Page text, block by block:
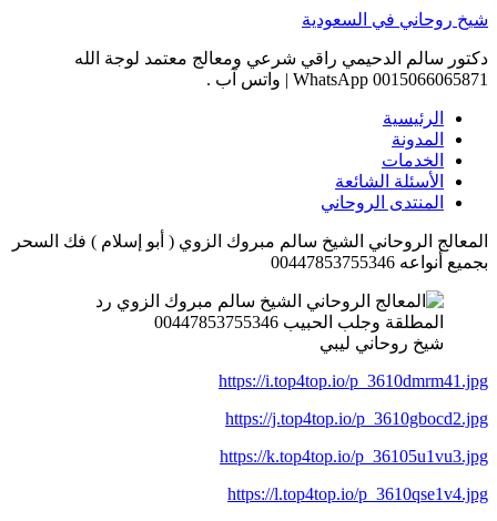
Skip
content
شيخ روحاني في السعودية
دكتور سالم الدحيمي راقي شرعي ومعالج معتمد لوجة الله
0015066065871 WhatsApp | واتس آب .
الرئيسية
المدونة
الخدمات
الأسئلة الشائعة
المنتدى الروحاني
المعالج الروحاني الشيخ سالم مبروك الزوي ( أبو إسلام ) فك السحر
بجميع أنواعه 00447853755346
شيخ روحاني ليبي
https://i.top4top.io/p_3610dmrm41.jpg
https://j.top4top.io/p_3610gbocd2.jpg
https://k.top4top.io/p_36105u1vu3.jpg
https://l.top4top.io/p_3610qse1v4.jpg